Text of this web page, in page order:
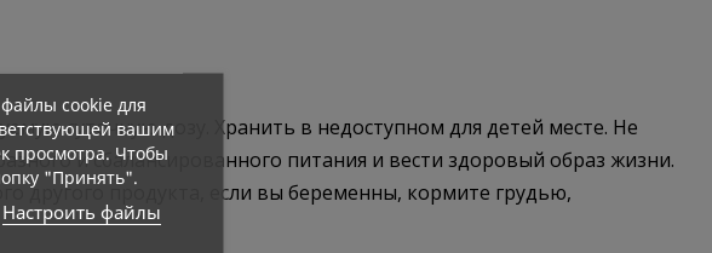
суточную дозу. Хранить в недоступном для детей месте. Не
и сбалансированного питания и вести здоровый образ жизни.
другого продукта, если вы беременны, кормите грудью,
cookie для
вашим
просмотра. Чтобы
"Принять".
Настроить файлы